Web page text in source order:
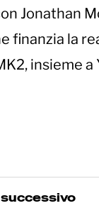
Jonathan
finanzia la
insieme a